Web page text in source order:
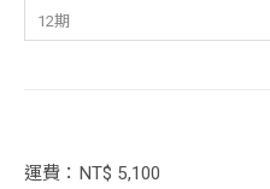
12期
運費：NT$ 5,100